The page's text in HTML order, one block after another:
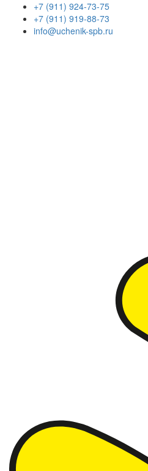
+7 (911) 924-73-75
+7 (911) 919-88-73
info@uchenik-spb.ru